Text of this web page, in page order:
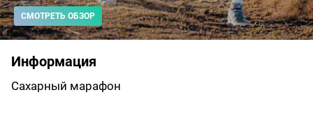
СМОТРЕТЬ ОБЗОР
Информация
Сахарный марафон